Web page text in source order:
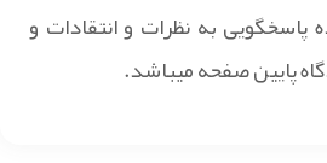
پاسخگویی به نظرات و انتقادات و
پایین صفحه میباشد.